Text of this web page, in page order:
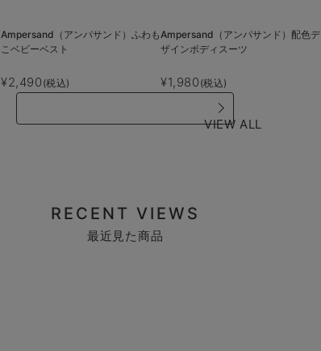
Ampersand（アンパサンド）ふわも
こベビーベスト
¥2,490 (税込)
Ampersand（アンパサンド）配色デ
ザインボディスーツ
¥1,980 (税込)
VIEW ALL
RECENT VIEWS
最近見た商品